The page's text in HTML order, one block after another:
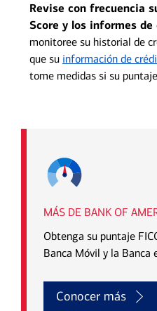
Revise con frecuencia
Score y los informes de
monitoree su historial de
que su información de
tome medidas si su
MÁS DE BANK OF
Obtenga su puntaje
Banca Móvil y la Banca
Conocer más